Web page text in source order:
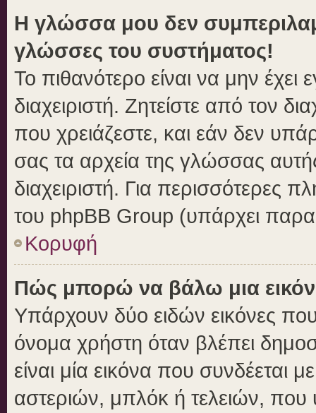
Η γλώσσα μου δεν
γλώσσες του συστήματος!
Το πιθανότερο είναι να μην
διαχειριστή. Ζητείστε από τον
που χρειάζεστε, και εάν δεν
σας τα αρχεία της γλώσσας
διαχειριστή. Για περισσότερες
του phpBB Group (υπάρχει
Κορυφή
Πώς μπορώ να βάλω μια
Υπάρχουν δύο ειδών εικόνες
όνομα χρήστη όταν βλέπει
είναι μία εικόνα που
αστεριών, μπλόκ ή τελειών, που